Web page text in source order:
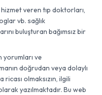
veren tıp doktorları,
vb. sağlık
buluşturan bağımsız bir
ve
doğrudan veya dolaylı
olmaksızın, ilgili
yazılmaktadır. Bu web